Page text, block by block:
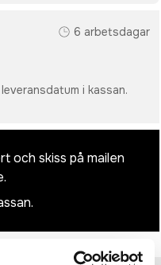
6 arbetsdagar
i kassan.
och skiss på mailen